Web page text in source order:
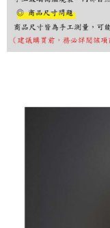
是否繳費成功／繳費後需
客戶支援中心」https://
【注意事項】
１．透過由恩沛科技股份
易，需依本服務之必要
４．使用「AFTEE先享
時審查核予不同之上限
５．嚴禁一人註冊多個
恩沛科技股份有限公司